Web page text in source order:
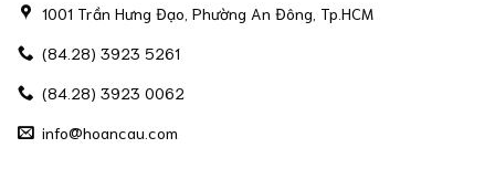
1001 Trần Hưng Đạo, Phường An Đông, Tp.HCM
(84.28) 3923 5261
(84.28) 3923 0062
info@hoancau.com